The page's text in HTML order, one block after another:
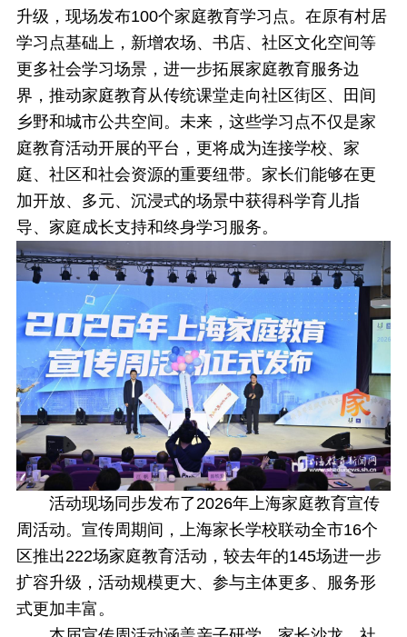
升级，现场发布100个家庭教育学习点。在原有村居
学习点基础上，新增农场、书店、社区文化空间等
更多社会学习场景，进一步拓展家庭教育服务边
界，推动家庭教育从传统课堂走向社区街区、田间
乡野和城市公共空间。未来，这些学习点不仅是家
庭教育活动开展的平台，更将成为连接学校、家
庭、社区和社会资源的重要纽带。家长们能够在更
加开放、多元、沉浸式的场景中获得科学育儿指
导、家庭成长支持和终身学习服务。
活动现场同步发布了2026年上海家庭教育宣传
周活动。宣传周期间，上海家长学校联动全市16个
区推出222场家庭教育活动，较去年的145场进一步
扩容升级，活动规模更大、参与主体更多、服务形
式更加丰富。